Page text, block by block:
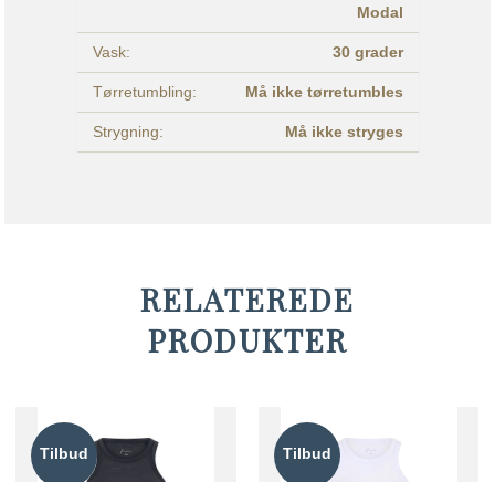
Modal
Vask: 30 grader
Tørretumbling: Må ikke tørretumbles
Strygning: Må ikke stryges
RELATEREDE
PRODUKTER
Tilbud Tilbud